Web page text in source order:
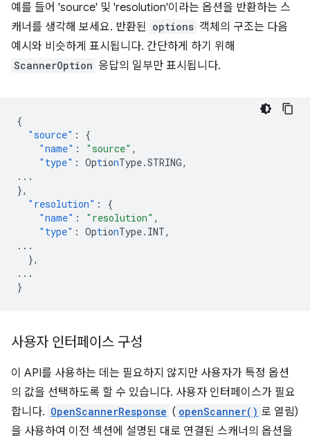
예를 들어 'source' 및 'resolution'이라는 옵션을 반환하는 스
캐너를 생각해 보세요. 반환된 options 객체의 구조는 다음
예시와 비슷하게 표시됩니다. 간단하게 하기 위해
ScannerOption 응답의 일부만 표시됩니다.
{
"source" :
{
"name" : "source" ,
"type" : OptionType.STRING,
...
},
"resolution" :
{
"name" : "resolution" ,
"type" : OptionType.INT,
...
},
...
}
사용자 인터페이스 구성
이 API를 사용하는 데는 필요하지 않지만 사용자가 특정 옵션
의 값을 선택하도록 할 수 있습니다. 사용자 인터페이스가 필요
합니다. OpenScannerResponse ( openScanner() 로 열림)
을 사용하여 이전 섹션에 설명된 대로 연결된 스캐너의 옵션을